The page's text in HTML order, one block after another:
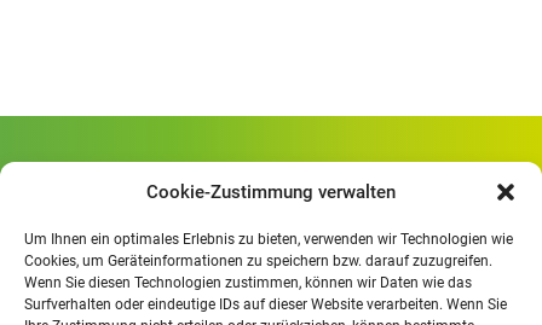
Cookie-Zustimmung verwalten
Um Ihnen ein optimales Erlebnis zu bieten, verwenden wir Technologien wie
Cookies, um Geräteinformationen zu speichern bzw. darauf zuzugreifen.
Wenn Sie diesen Technologien zustimmen, können wir Daten wie das
Surfverhalten oder eindeutige IDs auf dieser Website verarbeiten. Wenn Sie
Rheinlandstraße 80
Öffnungszeiten